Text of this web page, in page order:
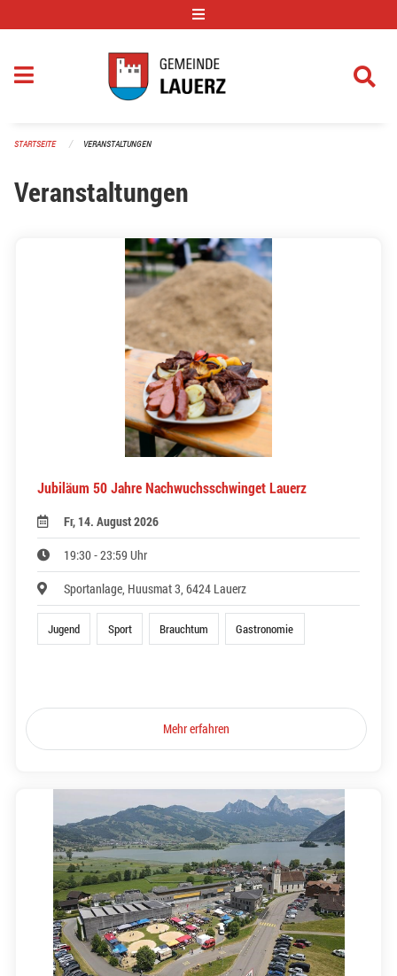
STARTSEITE VERANSTALTUNGEN
Veranstaltungen
Jubiläum 50 Jahre Nachwuchsschwinget Lauerz
Fr, 14. August 2026
19:30 - 23:59 Uhr
Sportanlage, Huusmat 3, 6424 Lauerz
Jugend Sport Brauchtum Gastronomie
Mehr erfahren